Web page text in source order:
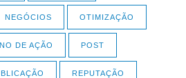
NEGÓCIOS OTIMIZAÇÃO
DE AÇÃO POST
REPUTAÇÃO